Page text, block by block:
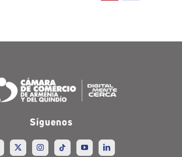
Síguenos